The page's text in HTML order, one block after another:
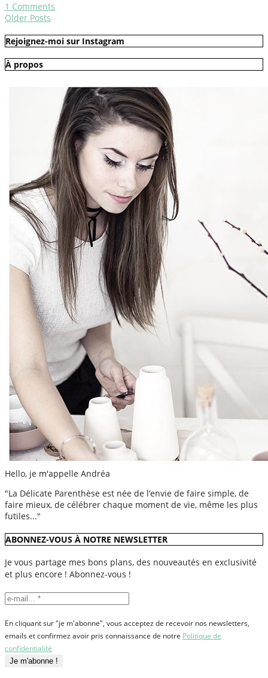
1 Comments
Older Posts
Rejoignez-moi sur Instagram
À propos
Hello, je m'appelle Andréa
"La Délicate Parenthèse est née de l’envie de faire simple, de
faire mieux, de célébrer chaque moment de vie, même les plus
futiles..."
ABONNEZ-VOUS À NOTRE NEWSLETTER
Je vous partage mes bons plans, des nouveautés en exclusivité
et plus encore ! Abonnez-vous !
En cliquant sur "je m'abonne", vous acceptez de recevoir nos newsletters,
emails et confirmez avoir pris connaissance de notre Politique de
confidentialité